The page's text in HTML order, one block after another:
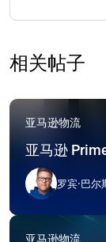
相关帖子
亚马逊物流
亚马逊
罗宾·巴尔
亚马逊物流